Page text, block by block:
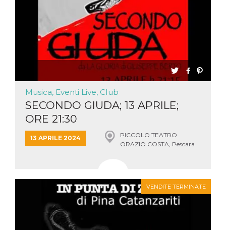
Musica, Eventi Live, Club
SECONDO GIUDA; 13 APRILE;
ORE 21:30
13 APRILE 2024
PICCOLO TEATRO
ORAZIO COSTA, Pescara
VENDITE TERMINATE